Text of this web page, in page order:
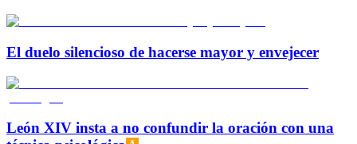
El duelo silencioso de hacerse mayor y envejecer
León XIV insta a no confundir la oración con una